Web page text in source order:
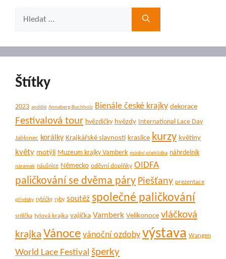
Štítky
2023 andělé Annaberg-Buchholz Bienále české krajky dekorace
Festivalová tour hvězdičky hvězdy International Lace Day
Jablonec korálky Krajkářské slavnosti kraslice kurzy květiny
květy motýli Muzeum krajky Vamberk módní přehlídka náhrdelník
náramek náušnice Německo oděvní doplňky OIDFA
paličkování se dvěma páry Piešťany prezentace
přívěsky rybičky ryby soutěž společné paličkování
srdíčka tylová krajka vajíčka Vamberk Velikonoce vláčková
krajka Vánoce vánoční ozdoby výstava Wangen
World Lace Festival šperky